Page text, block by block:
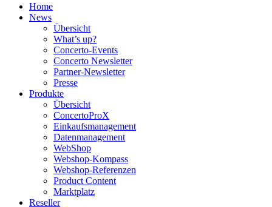
Home
News
Übersicht
What’s up?
Concerto-Events
Concerto Newsletter
Partner-Newsletter
Presse
Produkte
Übersicht
ConcertoProX
Einkaufsmanagement
Datenmanagement
WebShop
Webshop-Kompass
Webshop-Referenzen
Product Content
Marktplatz
Reseller